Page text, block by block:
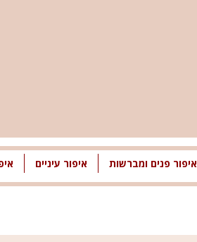
איפור פנים ומברשות איפור עיניים